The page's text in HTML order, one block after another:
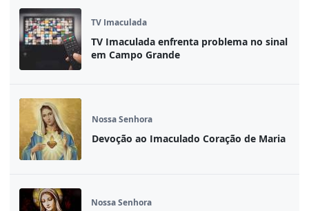
TV Imaculada
TV Imaculada enfrenta problema no sinal
em Campo Grande
Nossa Senhora
Devoção ao Imaculado Coração de Maria
Nossa Senhora